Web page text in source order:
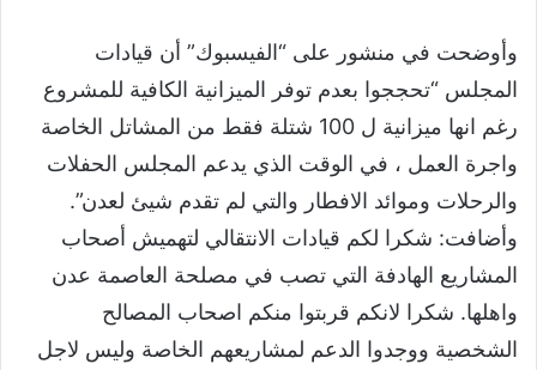
وأوضحت في منشور على “الفيسبوك” أن قيادات
المجلس “تحججوا بعدم توفر الميزانية الكافية للمشروع
رغم انها ميزانية ل 100 شتلة فقط من المشاتل الخاصة
واجرة العمل ، في الوقت الذي يدعم المجلس الحفلات
والرحلات وموائد الافطار والتي لم تقدم شيئ لعدن”.
وأضافت: شكرا لكم قيادات الانتقالي لتهميش أصحاب
المشاريع الهادفة التي تصب في مصلحة العاصمة عدن
واهلها. شكرا لانكم قربتوا منكم اصحاب المصالح
الشخصية ووجدوا الدعم لمشاريعهم الخاصة وليس لاجل